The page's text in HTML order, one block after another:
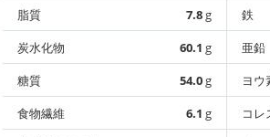
脂質
7.8g
炭水化物
60.1 g
糖質
54.0g
食物繊維
6.1 g
鉄
亜鉛
ヨウ
コレ